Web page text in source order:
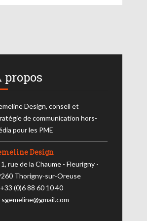
propos
Design, conseil et
de communication hors-
pour les PME
Design
1, rue de la Chaume - Fleurigny -
Thorigny-sur-Oreuse
+33 (0)6 88 60 10 40
sgemeline@gmail.com